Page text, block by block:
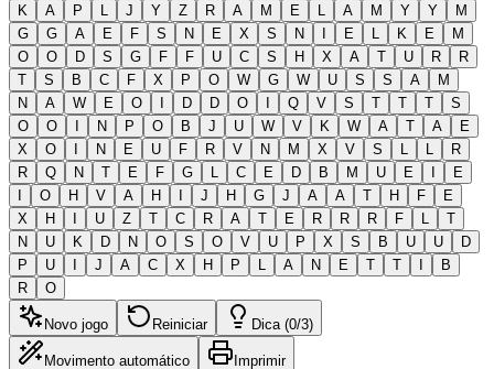
K
A P L J Y Z R A M E L A M Y Y
M
G
G A E F S N E X S N I E L K E
M
O
O D S G F F U C S H X A T U R
R
T
S B C F X P O W G W U S S A
M
N
A W E O I D D O I Q V S T T T
S
O
O I N P O B J U W V K W A T A
E
X
O I N E U F R V N M X V S L L
R
R
Q N T E F G L C E D B M U E I
E
I
O H V A H I J H G J A A T H F
E
X
H I U Z T C R A T E R R R F L
T
N
U K D N O S O V U P X S B U U
D
P
U I J A C X H P L A N E T T I
B
R
O
Novo jogo Reiniciar Dica (0/3)
Movimento automático Imprimir